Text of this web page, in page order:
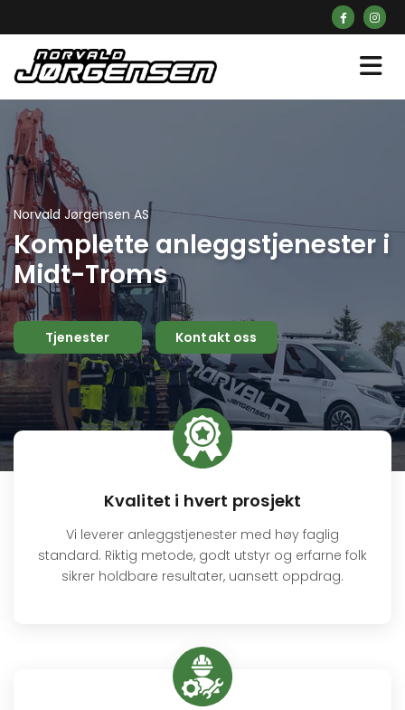
Norvald Jørgensen AS
Komplette anleggstjenester i
Midt-Troms
Tjenester Kontakt oss
Kvalitet i hvert prosjekt
Vi leverer anleggstjenester med høy faglig
standard. Riktig metode, godt utstyr og erfarne folk
sikrer holdbare resultater, uansett oppdrag.